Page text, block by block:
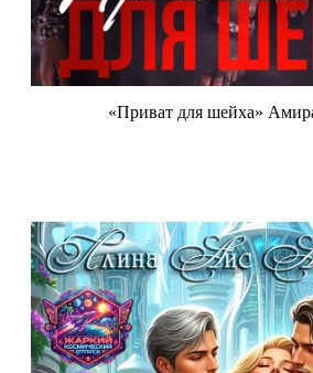
«Приват для шейха»